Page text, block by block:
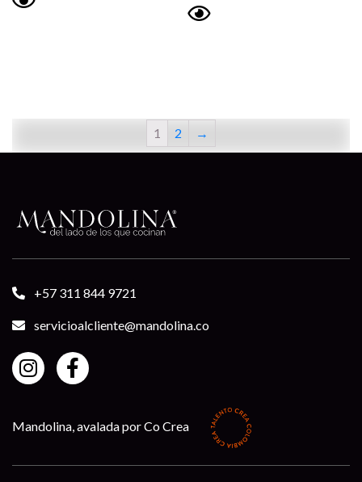
1 2 →
+57 311 844 9721
servicioalcliente@mandolina.co
Mandolina, avalada por Co Crea